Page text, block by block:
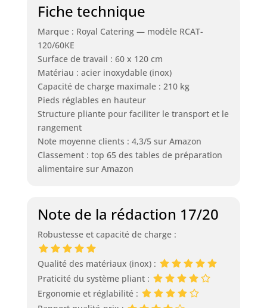
Fiche technique
Marque : Royal Catering — modèle RCAT-
120/60KE
Surface de travail : 60 x 120 cm
Matériau : acier inoxydable (inox)
Capacité de charge maximale : 210 kg
Pieds réglables en hauteur
Structure pliante pour faciliter le transport et le
rangement
Note moyenne clients : 4,3/5 sur Amazon
Classement : top 65 des tables de préparation
alimentaire sur Amazon
Note de la rédaction 17/20
Robustesse et capacité de charge :
Qualité des matériaux (inox) :
Praticité du système pliant :
Ergonomie et réglabilité :